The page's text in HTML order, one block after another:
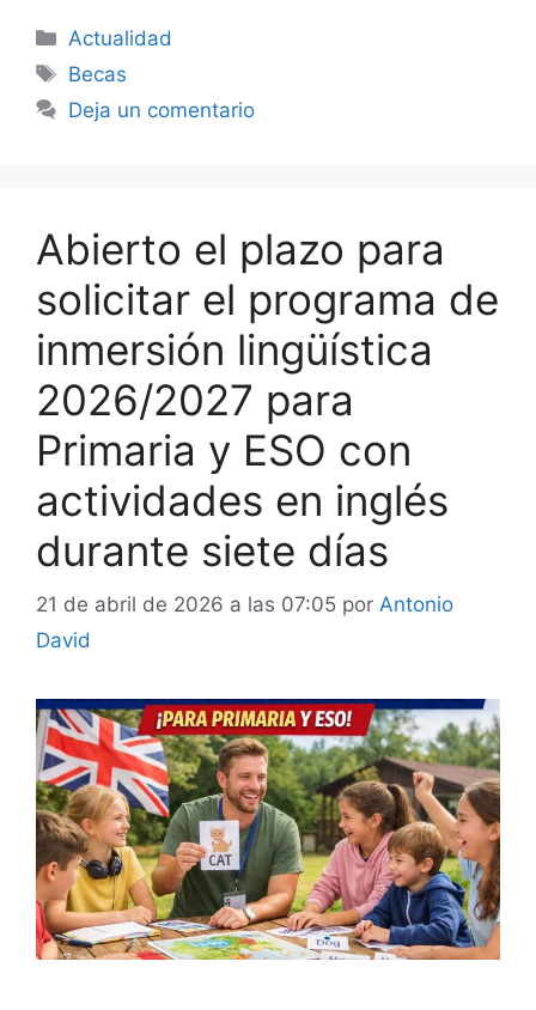
Categorías
Actualidad
Etiquetas
Becas
Deja un comentario
Abierto el plazo para
solicitar el programa de
inmersión lingüística
2026/2027 para
Primaria y ESO con
actividades en inglés
durante siete días
21 de abril de 2026 a las 07:05 por Antonio
David